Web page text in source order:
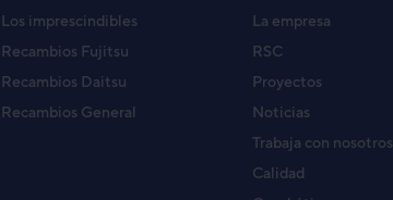
Los imprescindibles
Recambios Fujitsu
Recambios Daitsu
Recambios General
La empresa
RSC
Proyectos
Noticias
Trabaja con nosotros
Calidad